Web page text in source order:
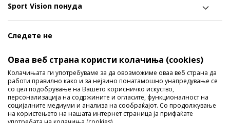
Sport Vision понуда
Следете не
Ги споделуваме нашите тајни со вас! Следете не на
социјалните мрежи и дознајте за попусти, промоции и
нови производи!
Оваа веб страна користи колачиња (cookies)
Колачињата ги употребуваме за да овозможиме оваа веб страна да
работи правилно како и за нејзино понатамошно унапредување се
со цел подобрување на Вашето корисничко искуство,
персонализација на содржините и огласите, функционалност на
социјалните медиуми и анализа на сообраќајот. Со продолжување
на користењето на нашата интернет страница ја прифаќате